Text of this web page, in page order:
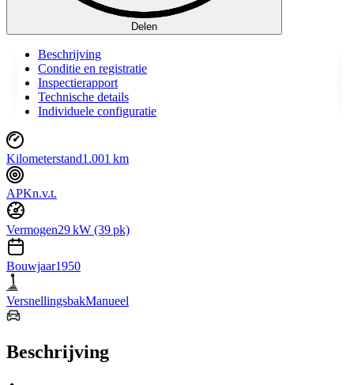
Delen
Beschrijving
Conditie en registratie
Inspectierapport
Technische details
Individuele configuratie
Kilometerstand1.001 km
APKn.v.t.
Vermogen29 kW (39 pk)
Bouwjaar1950
VersnellingsbakManueel
Beschrijving